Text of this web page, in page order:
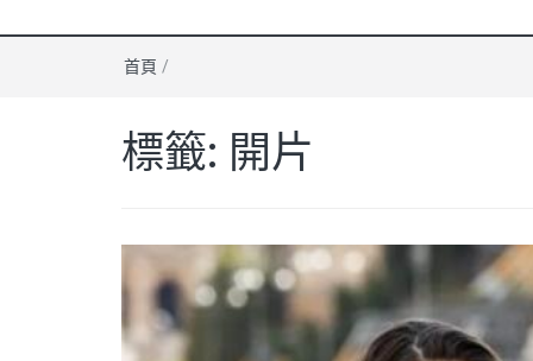
首頁 /
標籤: 開片